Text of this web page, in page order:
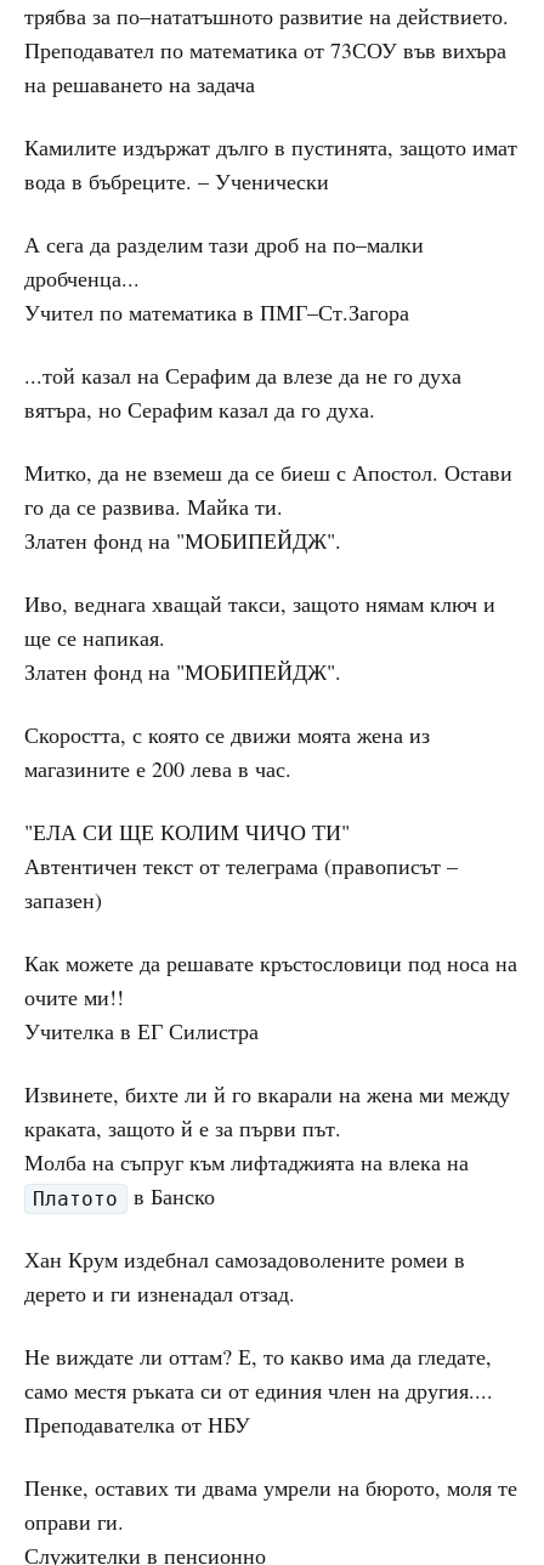
трябва за по–нататъшното развитие на действието.
Преподавател по математика от 73СОУ във вихъра
на решаването на задача
Камилите издържат дълго в пустинята, защото имат
вода в бъбреците. – Ученически
А сега да разделим тази дроб на по–малки
дробченца...
Учител по математика в ПМГ–Ст.Загора
...той казал на Серафим да влезе да не го духа
вятъра, но Серафим казал да го духа.
Митко, да не вземеш да се биеш с Апостол. Остави
го да се развива. Майка ти.
Златен фонд на "МОБИПЕЙДЖ".
Иво, веднага хващай такси, защото нямам ключ и
ще се напикая.
Златен фонд на "МОБИПЕЙДЖ".
Скоростта, с която се движи моята жена из
магазините е 200 лева в час.
"ЕЛА СИ ЩЕ КОЛИМ ЧИЧО ТИ"
Автентичен текст от телеграма (правописът –
запазен)
Как можете да решавате кръстословици под носа на
очите ми!!
Учителка в ЕГ Силистра
Извинете, бихте ли й го вкарали на жена ми между
краката, защото й е за първи път.
Молба на съпруг към лифтаджията на влека на
Платото в Банско
Хан Крум издебнал самозадоволените ромеи в
дерето и ги изненадал отзад.
Не виждате ли оттам? Е, то какво има да гледате,
само местя ръката си от единия член на другия....
Преподавателка от НБУ
Пенке, оставих ти двама умрели на бюрото, моля те
оправи ги.
Служителки в пенсионно